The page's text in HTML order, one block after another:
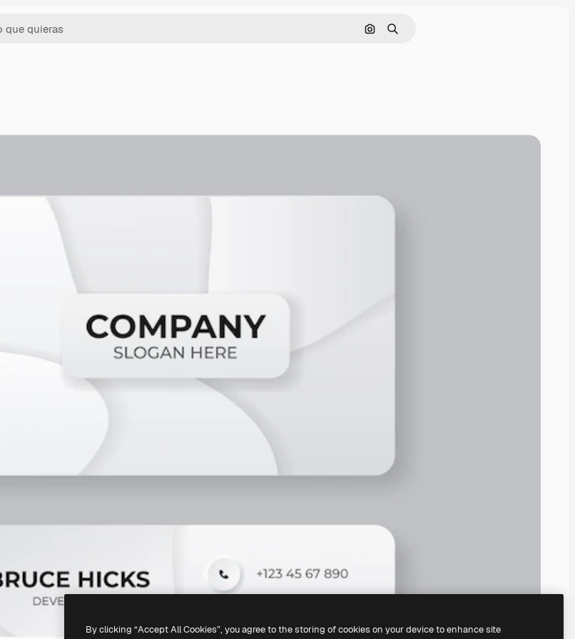
Buscar por imagen
Buscar
By clicking “Accept All Cookies”, you agree to the storing of cookies on your device to enhance site